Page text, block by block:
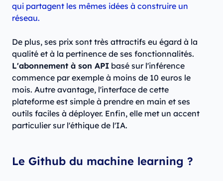
qui partagent les mêmes idées à construire un
réseau.
De plus, ses prix sont très attractifs eu égard à la
qualité et à la pertinence de ses fonctionnalités.
L'abonnement à son API basé sur l'inférence
commence par exemple à moins de 10 euros le
mois. Autre avantage, l'interface de cette
plateforme est simple à prendre en main et ses
outils faciles à déployer. Enfin, elle met un accent
particulier sur l'éthique de l'IA.
Le Github du machine learning ?